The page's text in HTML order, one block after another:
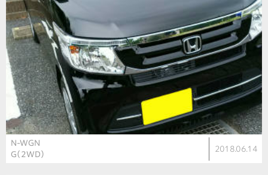
N-WGN
G（2WD）
2018.06.14